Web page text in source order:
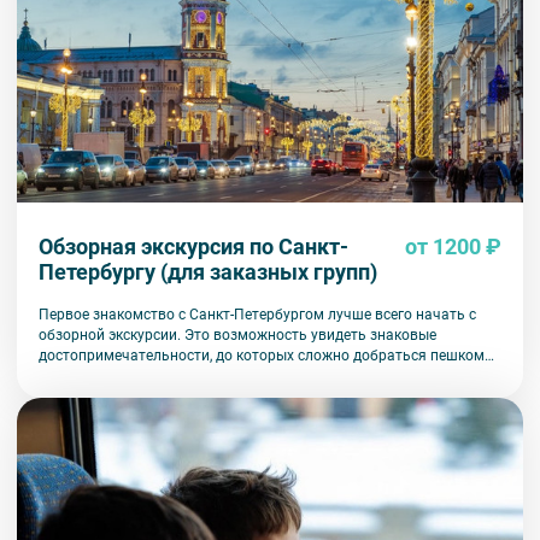
Обзорная экскурсия по Санкт-
Петербургу (для заказных групп)
от 1200 ₽
Первое знакомство с Санкт-Петербургом лучше всего начать с
обзорной экскурсии. Это возможность увидеть знаковые
достопримечательности, до которых сложно добраться пешком